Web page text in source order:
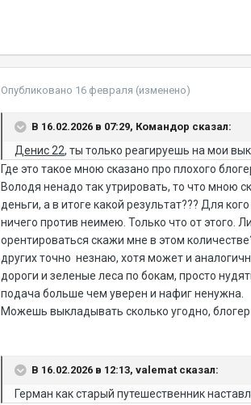
Опубликовано 16 февраля (изменено)
В 16.02.2026 в 07:29, Командор сказал:
Денис 22, ты только реагируешь на мои
Где это такое мною сказано про плохого
Володя ненадо так утрировать, то что мною
деньги, а в итоге какой результат??? Для
ничего против неимею. Только что от этого.
орентироваться скажи мне в этом
других точно незнаю, хотя может и
дороги и зеленые леса по бокам, просто
подача больше чем уверен и нафиг ненужна.
Можешь выкладывать сколько угодно, блогер
В 16.02.2026 в 12:13, valemat сказал:
Герман как старый путешественник